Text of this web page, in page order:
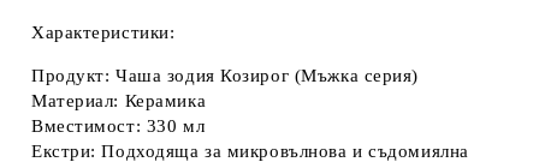
Характеристики:
Продукт:Чаша зодия Козирог (Мъжка серия)
Материал: Керамика
Вместимост: 330 мл
Екстри: Подходяща за микровълнова и съдомиялна